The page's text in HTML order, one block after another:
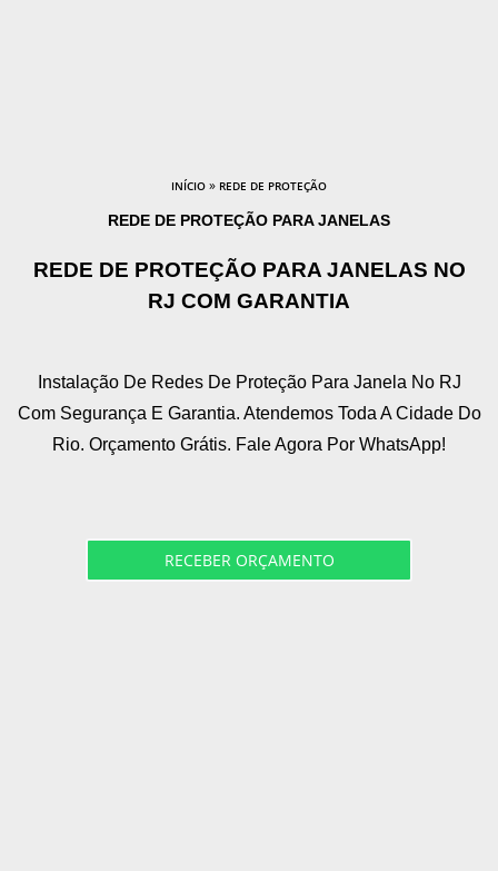
INÍCIO » REDE DE PROTEÇÃO
REDE DE PROTEÇÃO PARA JANELAS
REDE DE PROTEÇÃO PARA JANELAS NO
RJ COM GARANTIA
Instalação De Redes De Proteção Para Janela No RJ
Com Segurança E Garantia. Atendemos Toda A Cidade Do
Rio. Orçamento Grátis. Fale Agora Por WhatsApp!
RECEBER ORÇAMENTO